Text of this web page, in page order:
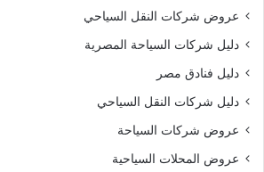
عروض شركات النقل السياحي
دليل شركات السياحة المصرية
دليل فنادق مصر
دليل شركات النقل السياحي
عروض شركات السياحة
عروض المحلات السياحية